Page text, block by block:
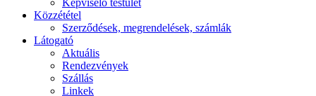
Képviselő testület
Közzététel
Szerződések, megrendelések, számlák
Látogató
Aktuális
Rendezvények
Szállás
Linkek